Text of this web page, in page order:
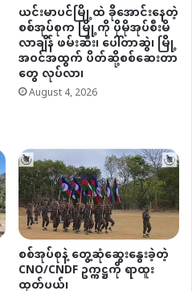
ယင်းမာပင်မြို့ထဲ ခိုအောင်းနေတဲ့
စစ်အုပ်စုက မြို့ကို ပိုမိုအုပ်စီးမိ
လာချိန် ဖမ်းဆီး၊ ပေါ်တာဆွဲ၊ မြို့
အဝင်အထွက် ပိတ်ဆို့စစ်ဆေးတာ
တွေ လုပ်လာ၊
August 4, 2026
စစ်အုပ်စုနဲ့ တွေ့ဆုံဆွေးနွေးခဲ့တဲ့
CNO/CNDF ဥက္ကဋ္ဌကို ရာထူး
ထုတ်ပယ်၊